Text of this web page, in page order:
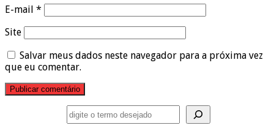
E-mail *
Site
Salvar meus dados neste navegador para a próxima vez
que eu comentar.